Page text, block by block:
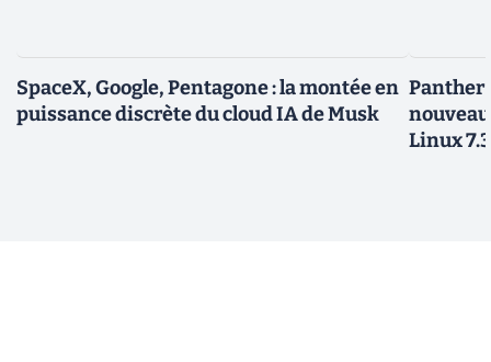
SpaceX, Google, Pentagone : la montée en
puissance discrète du cloud IA de Musk
Panther
Linux 7.3